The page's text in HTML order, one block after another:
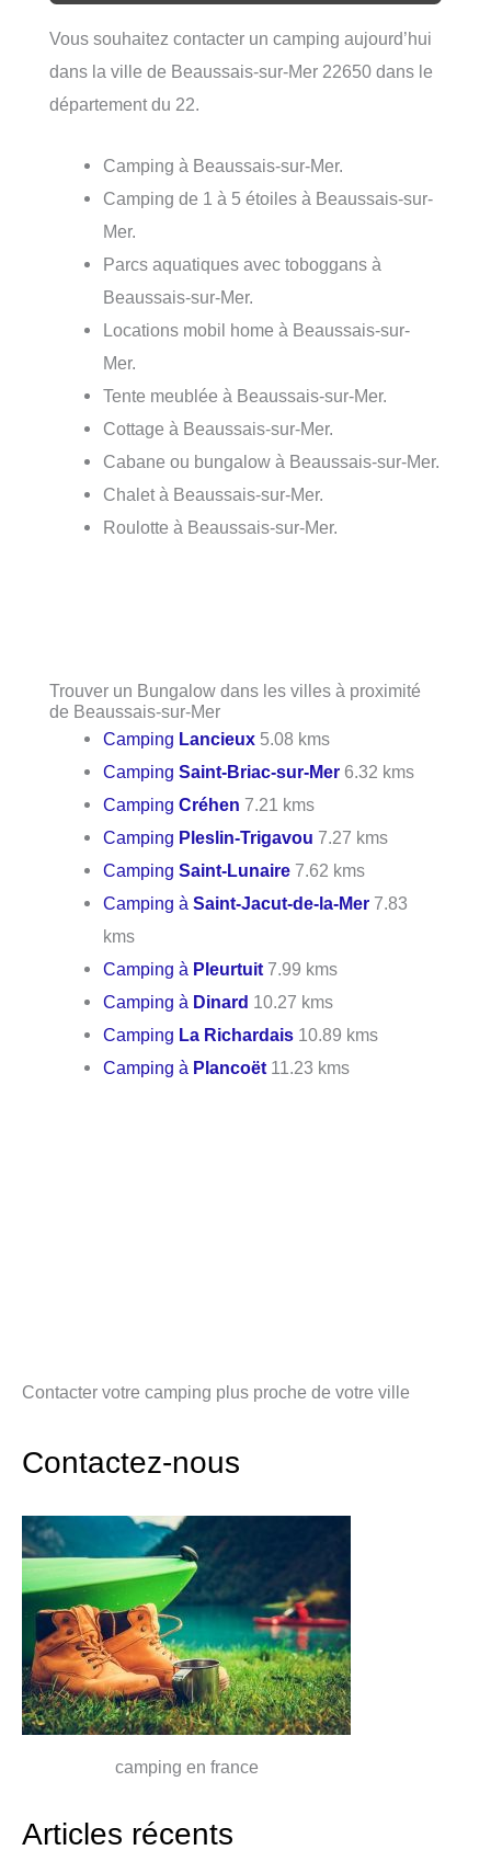
Vous souhaitez contacter un camping aujourd’hui
dans la ville de Beaussais-sur-Mer 22650 dans le
département du 22.
Camping à Beaussais-sur-Mer.
Camping de 1 à 5 étoiles à Beaussais-sur-
Mer.
Parcs aquatiques avec toboggans à
Beaussais-sur-Mer.
Locations mobil home à Beaussais-sur-
Mer.
Tente meublée à Beaussais-sur-Mer.
Cottage à Beaussais-sur-Mer.
Cabane ou bungalow à Beaussais-sur-Mer.
Chalet à Beaussais-sur-Mer.
Roulotte à Beaussais-sur-Mer.
Trouver un Bungalow dans les villes à proximité
de Beaussais-sur-Mer
Camping Lancieux 5.08 kms
CampingSaint-Briac-sur-Mer 6.32 kms
CampingCréhen 7.21 kms
Camping Pleslin-Trigavou 7.27 kms
CampingSaint-Lunaire 7.62 kms
Camping àSaint-Jacut-de-la-Mer 7.83
kms
Camping à Pleurtuit 7.99 kms
Camping à Dinard 10.27 kms
Camping La Richardais 10.89 kms
Camping à Plancoët 11.23 kms
Contacter votre camping plus proche de votre ville
Contactez-nous
camping en france
Articles récents